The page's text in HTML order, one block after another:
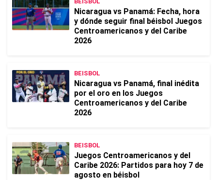
Nicaragua vs Panamá: Fecha, hora
y dónde seguir final béisbol Juegos
Centroamericanos y del Caribe
2026
BEISBOL
Nicaragua vs Panamá, final inédita
por el oro en los Juegos
Centroamericanos y del Caribe
2026
BEISBOL
Juegos Centroamericanos y del
Caribe 2026: Partidos para hoy 7 de
agosto en béisbol